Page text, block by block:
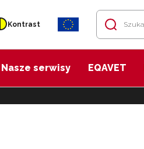
Kontrast
Nasze serwisy EQAVET